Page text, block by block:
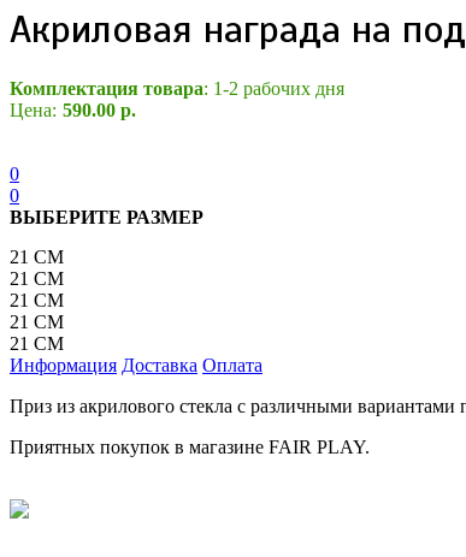
Акриловая награда на
Комплектация товара: 1-2 рабочих дня
Цена: 590.00 р.
0
0
ВЫБЕРИТЕ РАЗМЕР
21 СМ
21 СМ
21 СМ
21 СМ
21 СМ
Информация Доставка Оплата
Приз из акрилового стекла с различными вариантами
Приятных покупок в магазине FAIR PLAY.